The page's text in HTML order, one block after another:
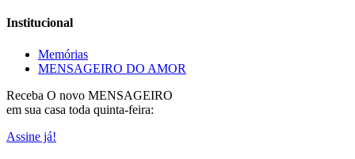
Institucional
Memórias
MENSAGEIRO DO AMOR
Receba O novo MENSAGEIRO
em sua casa toda quinta-feira:
Assine já!